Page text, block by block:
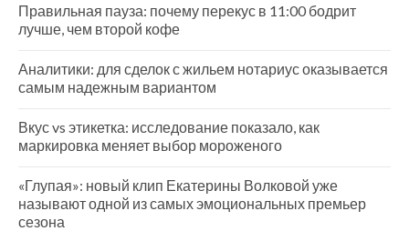
Правильная пауза: почему перекус в 11:00 бодрит
лучше, чем второй кофе
Аналитики: для сделок с жильем нотариус оказывается
самым надежным вариантом
Вкус vs этикетка: исследование показало, как
маркировка меняет выбор мороженого
«Глупая»: новый клип Екатерины Волковой уже
называют одной из самых эмоциональных премьер
сезона